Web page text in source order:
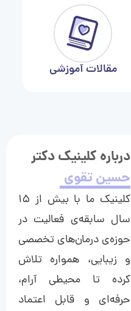
مقالات آموزشی
درباره کلینیک دکتر
حسین تقوی
کلینیک ما با بیش از ۱۵
سال سابقه‌ی فعالیت در
حوزه‌ی درمان‌های تخصصی
و زیبایی، همواره تلاش
کرده تا محیطی آرام،
حرفه‌ای و قابل اعتماد